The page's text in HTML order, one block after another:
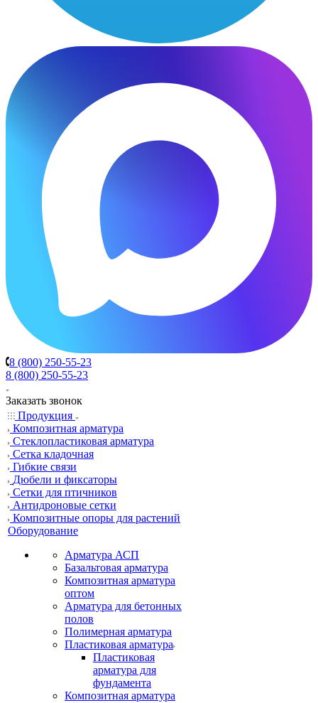
8 (800) 250-55-23
8 (800) 250-55-23
Заказать звонок
Продукция
Композитная арматура
Cтеклопластиковая арматура
Сетка кладочная
Гибкие связи
Дюбели и фиксаторы
Сетки для птичников
Антидроновые сетки
Композитные опоры для растений
Оборудование
Арматура АСП
Базальтовая арматура
Композитная арматура
оптом
Арматура для бетонных
полов
Полимерная арматура
Пластиковая арматура
Пластиковая
арматура для
фундамента
Композитная арматура